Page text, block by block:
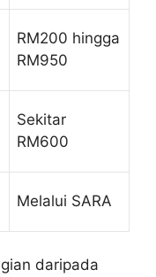
RM200 hingga
RM950
Sekitar
RM600
Melalui SARA
daripada